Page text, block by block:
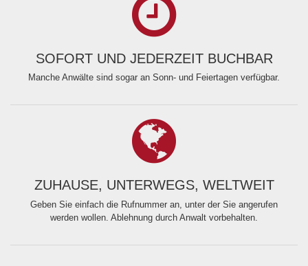
SOFORT UND JEDERZEIT BUCHBAR
Manche Anwälte sind sogar an Sonn- und Feiertagen verfügbar.
ZUHAUSE, UNTERWEGS, WELTWEIT
Geben Sie einfach die Rufnummer an, unter der Sie angerufen
werden wollen. Ablehnung durch Anwalt vorbehalten.